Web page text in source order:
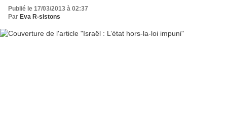
Publié le 17/03/2013 à 02:37
Par Eva R-sistons